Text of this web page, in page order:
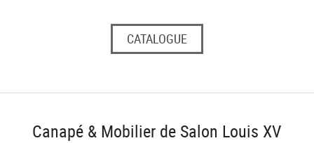
CATALOGUE
Canapé & Mobilier de Salon Louis XV